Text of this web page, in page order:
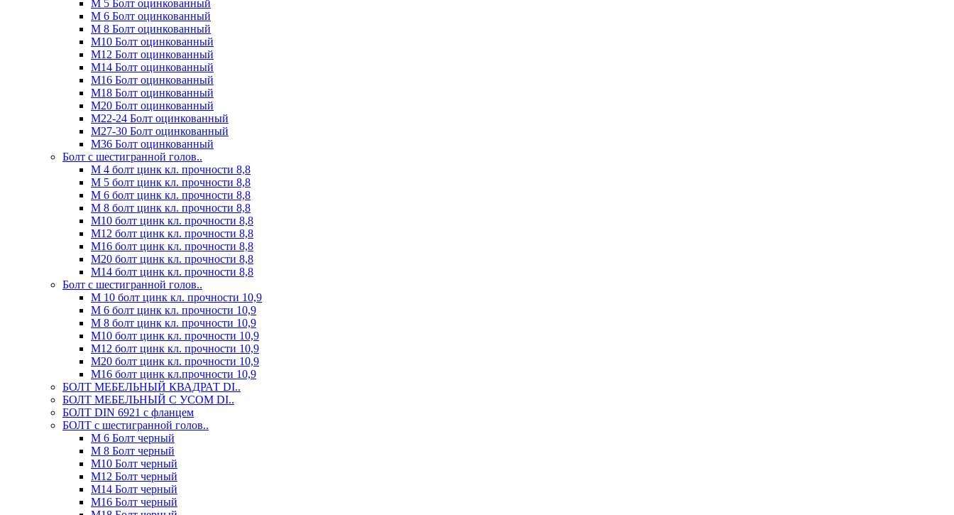
М 5 Болт оцинкованный
М 6 Болт оцинкованный
М 8 Болт оцинкованный
М10 Болт оцинкованный
М12 Болт оцинкованный
М14 Болт оцинкованный
М16 Болт оцинкованный
М18 Болт оцинкованный
М20 Болт оцинкованный
М22-24 Болт оцинкованный
М27-30 Болт оцинкованный
М36 Болт оцинкованный
Болт с шестигранной голов..
М 4 болт цинк кл. прочности 8,8
М 5 болт цинк кл. прочности 8,8
М 6 болт цинк кл. прочности 8,8
М 8 болт цинк кл. прочности 8,8
М10 болт цинк кл. прочности 8,8
М12 болт цинк кл. прочности 8,8
М16 болт цинк кл. прочности 8,8
М20 болт цинк кл. прочности 8,8
М14 болт цинк кл. прочности 8,8
Болт с шестигранной голов..
М 10 болт цинк кл. прочности 10,9
М 6 болт цинк кл. прочности 10,9
М 8 болт цинк кл. прочности 10,9
М10 болт цинк кл. прочности 10,9
М12 болт цинк кл. прочности 10,9
М20 болт цинк кл. прочности 10,9
М16 болт цинк кл.прочности 10,9
БОЛТ МЕБЕЛЬНЫЙ КВАДРАТ DI..
БОЛТ МЕБЕЛЬНЫЙ С УСОМ DI..
БОЛТ DIN 6921 c фланцем
БОЛТ с шестигранной голов..
М 6 Болт черный
М 8 Болт черный
М10 Болт черный
М12 Болт черный
М14 Болт черный
М16 Болт черный